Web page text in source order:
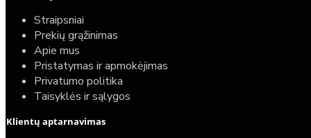
Straipsniai
Prekių grąžinimas
Apie mus
Pristatymas ir apmokėjimas
Privatumo politika
Taisyklės ir sąlygos
Klientų aptarnavimas